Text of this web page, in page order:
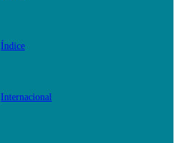
Índice
Internacional